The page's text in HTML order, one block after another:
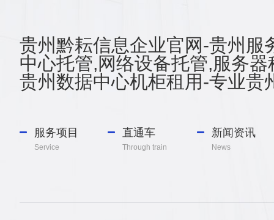
贵州黔耘信息企业官网-贵州服
中心托管,网络设备托管,服务
贵州数据中心机柜租用-专业贵
服务项目
Service
直通车
Through train
新闻资讯
News